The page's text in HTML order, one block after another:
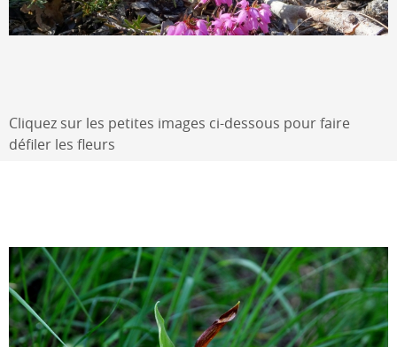
Cliquez sur les petites images ci-dessous pour faire
défiler les fleurs